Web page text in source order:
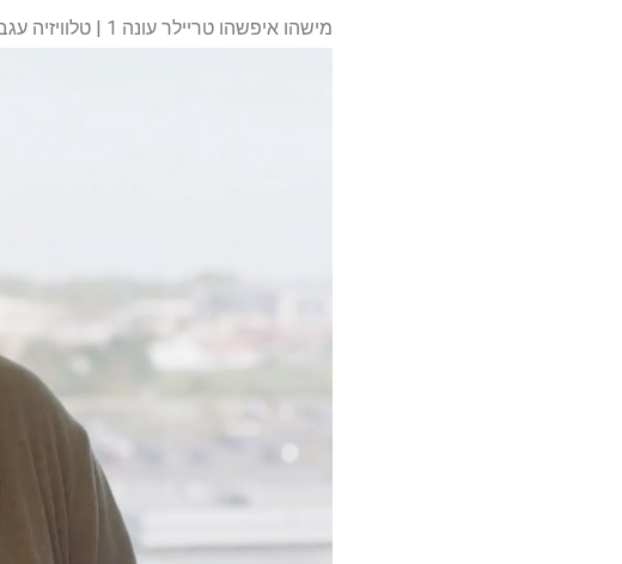
מישהו איפשהו טריילר עונה 1 | טלוויזיה עגבניות רקובות – YouTube